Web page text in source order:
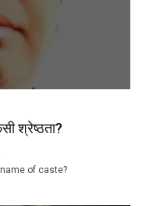
श्रेष्ठता?
of caste?